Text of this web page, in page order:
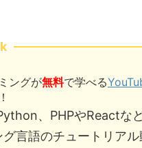
ングが無料で学べる
、PHPやReactな
グ言語のチュートリア